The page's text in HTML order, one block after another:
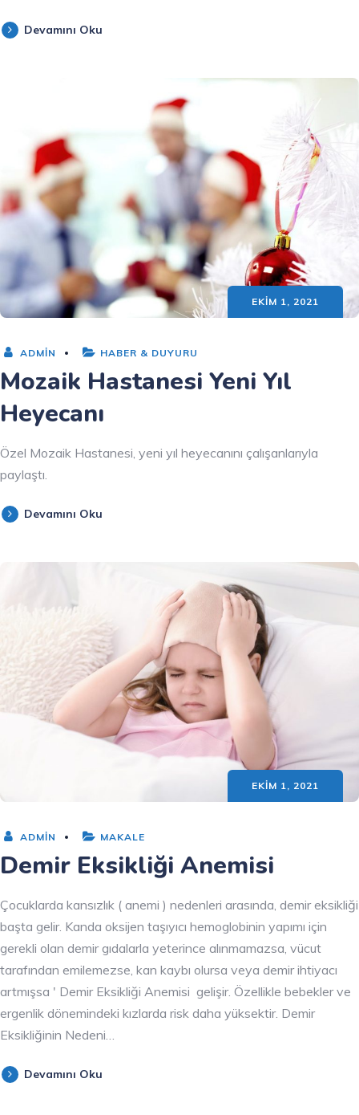
Devamını Oku
EKIM 1, 2021
ADMIN HABER & DUYURU
Mozaik Hastanesi Yeni Yıl
Heyecanı
Özel Mozaik Hastanesi, yeni yıl heyecanını çalışanlarıyla
paylaştı.
Devamını Oku
EKIM 1, 2021
ADMIN MAKALE
Demir Eksikliği Anemisi
Çocuklarda kansızlık ( anemi ) nedenleri arasında, demir eksikliği
başta gelir. Kanda oksijen taşıyıcı hemoglobinin yapımı için
gerekli olan demir gıdalarla yeterince alınmamazsa, vücut
tarafından emilemezse, kan kaybı olursa veya demir ihtiyacı
artmışsa ' Demir Eksikliği Anemisi gelişir. Özellikle bebekler ve
ergenlik dönemindeki kızlarda risk daha yüksektir. Demir
Eksikliğinin Nedeni…
Devamını Oku